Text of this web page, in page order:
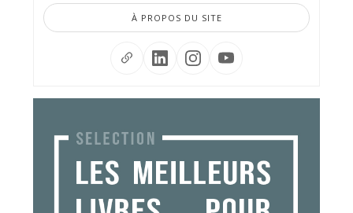
À PROPOS DU SITE